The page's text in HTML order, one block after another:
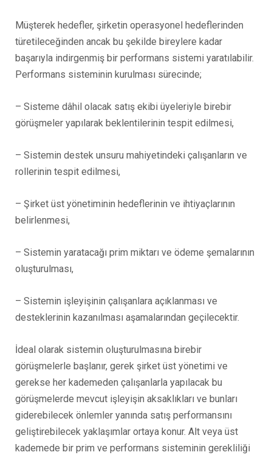
Müşterek hedefler, şirketin operasyonel hedeflerinden
türetileceğinden ancak bu şekilde bireylere kadar
başarıyla indirgenmiş bir performans sistemi yaratılabilir.
Performans sisteminin kurulması sürecinde;
– Sisteme dâhil olacak satış ekibi üyeleriyle birebir
görüşmeler yapılarak beklentilerinin tespit edilmesi,
– Sistemin destek unsuru mahiyetindeki çalışanların ve
rollerinin tespit edilmesi,
– Şirket üst yönetiminin hedeflerinin ve ihtiyaçlarının
belirlenmesi,
– Sistemin yaratacağı prim miktarı ve ödeme şemalarının
oluşturulması,
– Sistemin işleyişinin çalışanlara açıklanması ve
desteklerinin kazanılması aşamalarından geçilecektir.
İdeal olarak sistemin oluşturulmasına birebir
görüşmelerle başlanır, gerek şirket üst yönetimi ve
gerekse her kademeden çalışanlarla yapılacak bu
görüşmelerde mevcut işleyişin aksaklıkları ve bunları
giderebilecek önlemler yanında satış performansını
geliştirebilecek yaklaşımlar ortaya konur. Alt veya üst
kademede bir prim ve performans sisteminin gerekliliği